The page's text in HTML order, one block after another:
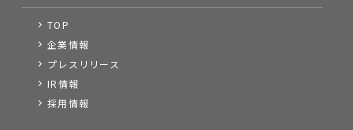
TOP
企業情報
プレスリリース
IR情報
採用情報